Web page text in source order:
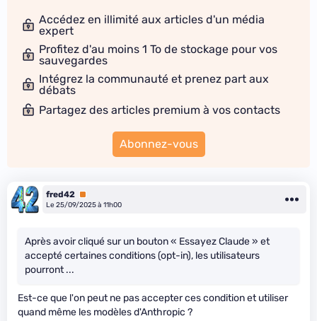
Accédez en illimité aux articles d'un média
expert
Profitez d'au moins 1 To de stockage pour vos
sauvegardes
Intégrez la communauté et prenez part aux
débats
Partagez des articles premium à vos contacts
Abonnez-vous
fred42 Premium
Le 25/09/2025 à 11h00
Après avoir cliqué sur un bouton « Essayez Claude » et
accepté certaines conditions (opt-in), les utilisateurs
pourront ...
Est-ce que l'on peut ne pas accepter ces condition et utiliser
quand même les modèles d'Anthropic ?